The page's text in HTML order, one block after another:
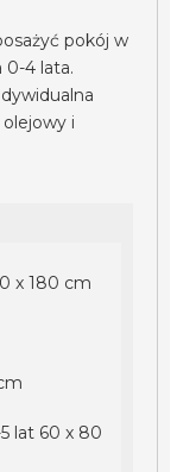
pokój w
0-4 lata.
i
x 180 cm
lat 60 x 80